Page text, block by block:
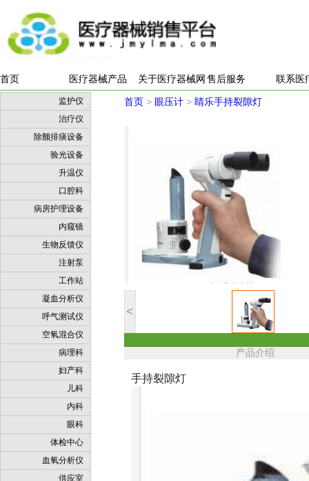
首页 医疗器械产品 关于医疗器械网售后服务 联系医
监护仪
治疗仪
除颤排痰设备
验光设备
升温仪
口腔科
病房护理设备
内窥镜
生物反馈仪
注射泵
工作站
凝血分析仪
呼气测试仪
空氧混合仪
病理科
妇产科
儿科
内科
眼科
体检中心
血氧分析仪
供应室
首页 > 眼压计 > 睛乐手持裂隙灯
<
产品介绍
手持裂隙灯